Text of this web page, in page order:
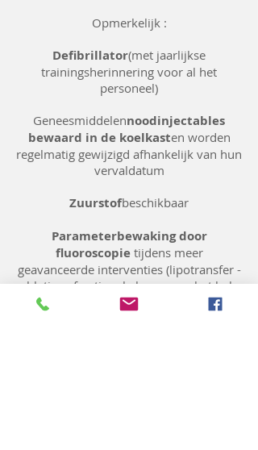
Opmerkelijk :
Defibrillator(met jaarlijkse
trainingsherinnering voor al het
personeel)
Geneesmiddelennoodinjectables
bewaard in de koelkasten worden
regelmatig gewijzigd afhankelijk van hun
vervaldatum
Zuurstofbeschikbaar
Parameterbewaking door
fluoroscopietijdens meer
geavanceerde interventies (lipotransfer -
ablatieve fractionele laser voor het hele
gezicht met meerdere